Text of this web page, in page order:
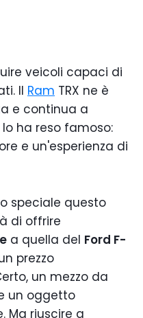
veicoli capaci di
Il Ram TRX ne è
e continua a
ha reso famoso:
e un'esperienza di
speciale questo
di offrire
a quella del Ford F-
prezzo
un mezzo da
un oggetto
Ma riuscire a